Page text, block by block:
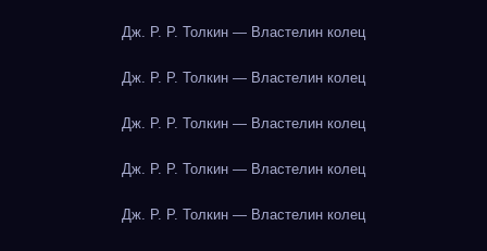
Дж. Р. Р. Толкин — Властелин колец
Дж. Р. Р. Толкин — Властелин колец
Дж. Р. Р. Толкин — Властелин колец
Дж. Р. Р. Толкин — Властелин колец
Дж. Р. Р. Толкин — Властелин колец